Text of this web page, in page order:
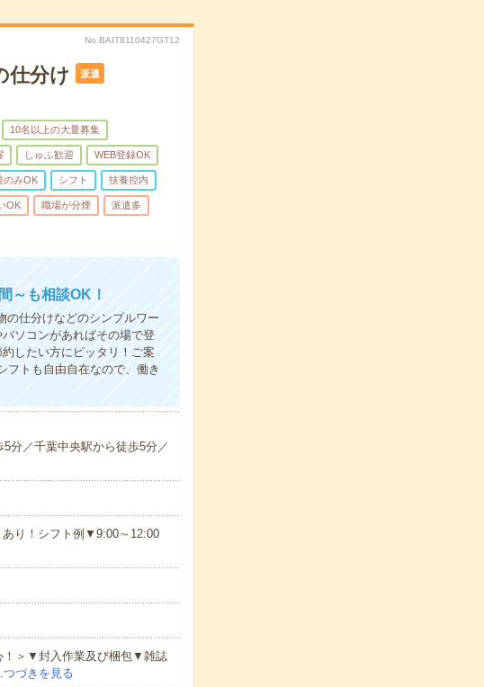
No.BAIT8110427GT12
仕分け 派遣
10名以上の大量募集
しゅふ歓迎 WEB登録OK
のみOK シフト 扶養控内
OK 職場が分煙 派遣多
～も相談OK！
の仕分けなどのシンプルワー
ソコンがあればその場で登
したい方にピッタリ！ご案
フトも自由自在なので、働き
分／千葉中央駅から徒歩5分／
あり！シフト例▼9:00～12:00
！＞▼封入作業及び梱包▼雑誌
つづきを見る